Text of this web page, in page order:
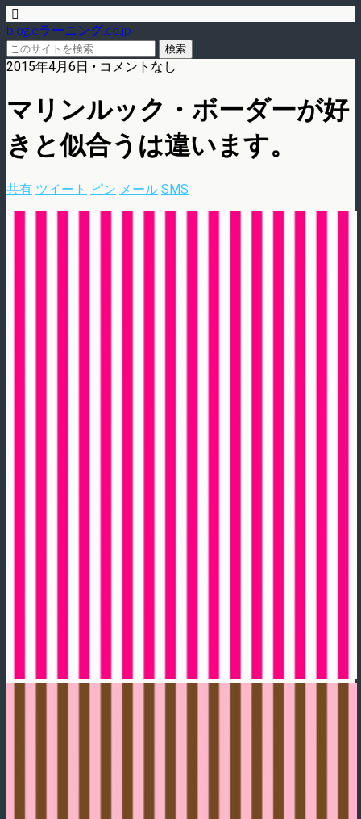
blog.eラーニング.co.jp
2015年4月6日 • コメントなし
マリンルック・ボーダーが好
きと似合うは違います。
共有 ツイート ピン メール SMS